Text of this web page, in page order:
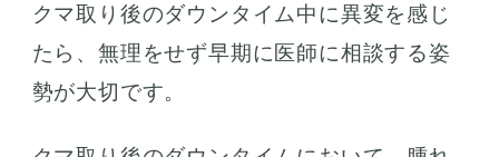
クマ取り後のダウンタイム中に異変を感じ
たら、無理をせず早期に医師に相談する姿
勢が大切です。